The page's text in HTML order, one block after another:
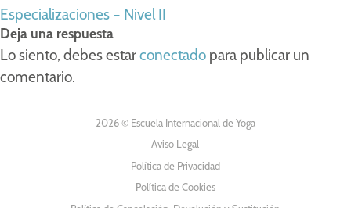
NAVEGACIÓN
DE
ENTRADAS
Especializaciones – Nivel II
Deja una respuesta
Lo siento, debes estarconectado para publicar un
comentario.
2026 © Escuela Internacional de Yoga
Aviso Legal
Política de Privacidad
Política de Cookies